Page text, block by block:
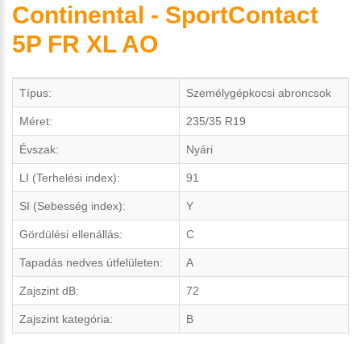
Continental - SportContact
5P FR XL AO
Típus: Személygépkocsi abroncsok
Méret: 235/35 R19
Évszak: Nyári
LI (Terhelési index): 91
SI (Sebesség index): Y
Gördülési ellenállás: C
Tapadás nedves útfelületen: A
Zajszint dB: 72
Zajszint kategória: B